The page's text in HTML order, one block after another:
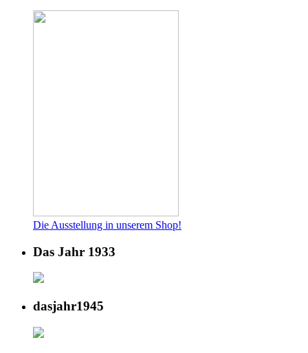
Die Ausstellung in unserem Shop!
Das Jahr 1933
dasjahr1945